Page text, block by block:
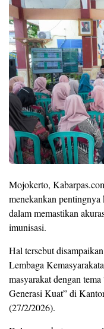
Mojokerto,
menekankan
dalam memastikan
imunisasi.
Hal tersebut
Lembaga
masyarakat dengan
Generasi Kuat” di
(27/2/2026).